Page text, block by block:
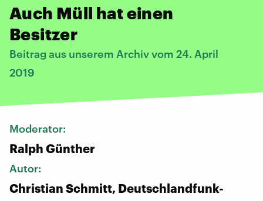
Auch Müll hat einen
Besitzer
Beitrag aus unserem Archiv vom 24. April
2019
Moderator:
Ralph Günther
Autor:
Christian Schmitt, Deutschlandfunk-